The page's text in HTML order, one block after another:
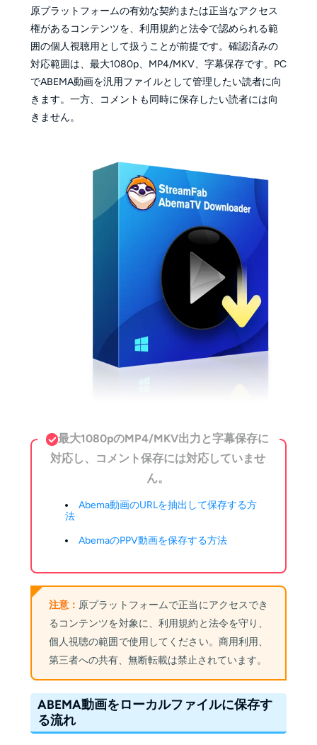
原プラットフォームの有効な契約または正当なアクセス
権があるコンテンツを、利用規約と法令で認められる範
囲の個人視聴用として扱うことが前提です。確認済みの
対応範囲は、最大1080p、MP4/MKV、字幕保存です。PC
でABEMA動画を汎用ファイルとして管理したい読者に向
きます。一方、コメントも同時に保存したい読者には向
きません。
最大1080pのMP4/MKV出力と字幕保存に
対応し、コメント保存には対応していませ
ん。
Abema動画のURLを抽出して保存する方
法
AbemaのPPV動画を保存する方法
注意： 原プラットフォームで正当にアクセスでき
るコンテンツを対象に、利用規約と法令を守り、
個人視聴の範囲で使用してください。商用利用、
第三者への共有、無断転載は禁止されています。
ABEMA動画をローカルファイルに保存す
る流れ